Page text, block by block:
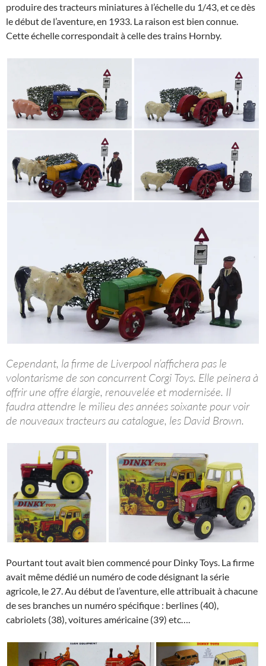
produire des tracteurs miniatures à l’échelle du 1/43, et ce dès
le début de l’aventure, en 1933. La raison est bien connue.
Cette échelle correspondait à celle des trains Hornby.
Cependant, la firme de Liverpool n’affichera pas le
volontarisme de son concurrent Corgi Toys. Elle peinera à
offrir une offre élargie, renouvelée et modernisée. Il
faudra attendre le milieu des années soixante pour voir
de nouveaux tracteurs au catalogue, les David Brown.
Pourtant tout avait bien commencé pour Dinky Toys. La firme
avait même dédié un numéro de code désignant la série
agricole, le 27. Au début de l’aventure, elle attribuait à chacune
de ses branches un numéro spécifique : berlines (40),
cabriolets (38), voitures américaine (39) etc….